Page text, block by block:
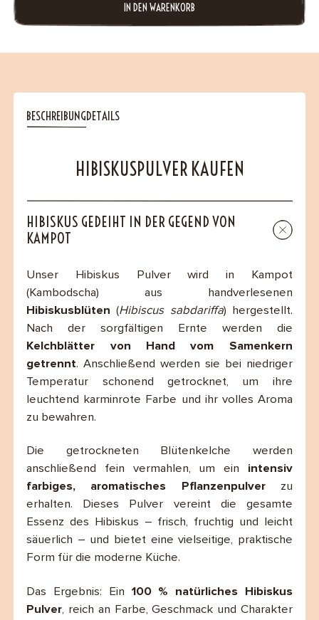
IN DEN WARENKORB
BESCHREIBUNGDETAILS
HIBISKUSPULVER KAUFEN
HIBISKUS GEDEIHT IN DER GEGEND VON
KAMPOT
Unser Hibiskus Pulver wird in Kampot
(Kambodscha) aus handverlesenen
Hibiskusblüten (Hibiscus sabdariffa) hergestellt.
Nach der sorgfältigen Ernte werden die
Kelchblätter von Hand vom Samenkern
getrennt. Anschließend werden sie bei niedriger
Temperatur schonend getrocknet, um ihre
leuchtend karminrote Farbe und ihr volles Aroma
zu bewahren.
Die getrockneten Blütenkelche werden
anschließend fein vermahlen, um ein intensiv
farbiges, aromatisches Pflanzenpulverzu
erhalten. Dieses Pulver vereint die gesamte
Essenz des Hibiskus – frisch, fruchtig und leicht
säuerlich – und bietet eine vielseitige, praktische
Form für die moderne Küche.
Das Ergebnis: Ein 100 % natürliches Hibiskus
Pulver, reich an Farbe, Geschmack und Charakter